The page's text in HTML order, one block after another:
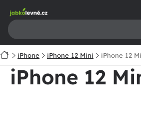
obsah
DomůiPhone iPhone 12 Mini iPhone 12
iPhone 12